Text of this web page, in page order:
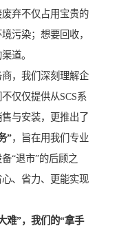
弃不仅占用宝贵的
污染；想要回收，
道。
，我们深刻理解企
仅仅提供从SCS系
与安装，更推出了
”，旨在用我们专业
“退市”的后顾之
、省力、更能实现
难”，我们的“拿手